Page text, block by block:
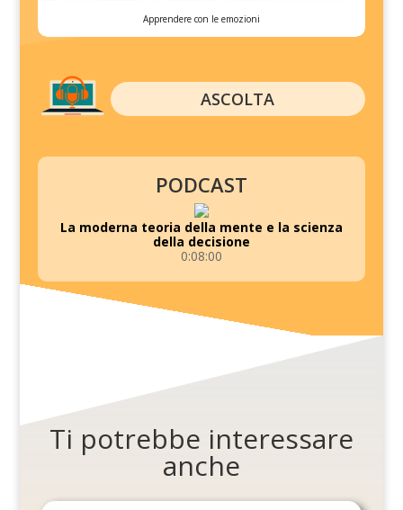
Apprendere con le emozioni
ASCOLTA
PODCAST
La moderna teoria della mente e la scienza
della decisione
0:08:00
Ti potrebbe interessare
anche